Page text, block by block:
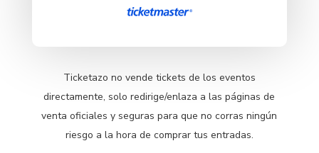
Ticketazo no vende tickets de los eventos
directamente, solo redirige/enlaza a las páginas de
venta oficiales y seguras para que no corras ningún
riesgo a la hora de comprar tus entradas.